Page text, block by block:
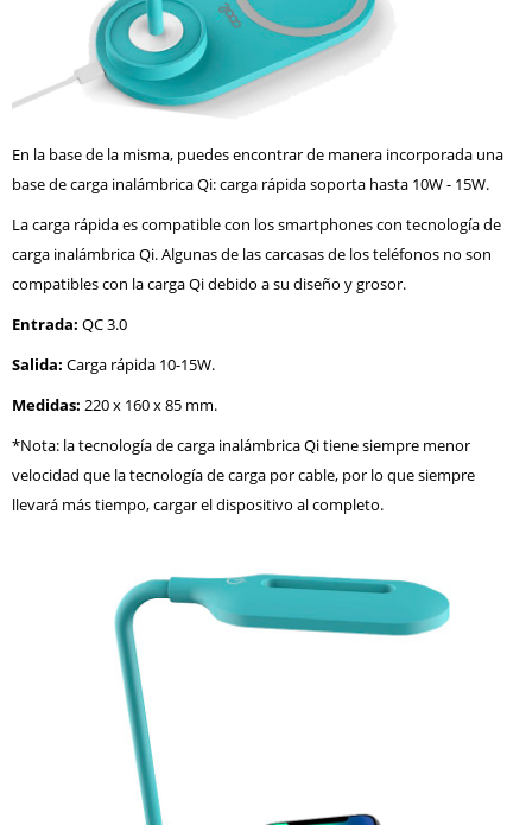
En la base de la misma, puedes encontrar de manera incorporada una
base de carga inalámbrica Qi: carga rápida soporta hasta 10W - 15W.
La carga rápida es compatible con los smartphones con tecnología de
carga inalámbrica Qi. Algunas de las carcasas de los teléfonos no son
compatibles con la carga Qi debido a su diseño y grosor.
Entrada: QC 3.0
Salida: Carga rápida 10-15W.
Medidas: 220 x 160 x 85 mm.
*Nota: la tecnología de carga inalámbrica Qi tiene siempre menor
velocidad que la tecnología de carga por cable, por lo que siempre
llevará más tiempo, cargar el dispositivo al completo.